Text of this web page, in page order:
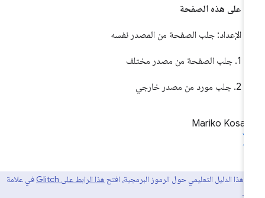
على هذه الصفحة
الإعداد: جلب الصفحة من المصدر نفسه
Mariko
هذا الدليل التعليمي حول الرموز البرمجية، افتحهذا الرابط على Glitch
في علامة